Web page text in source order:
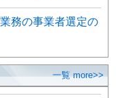
務の事業者選定の
一覧 more>>